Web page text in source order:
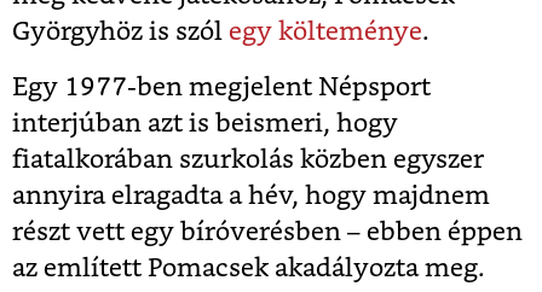
Györgyhöz is szól egy költeménye.
Egy 1977-ben megjelent Népsport
interjúban azt is beismeri, hogy
fiatalkorában szurkolás közben egyszer
annyira elragadta a hév, hogy majdnem
részt vett egy bíróverésben – ebben éppen
az említett Pomacsek akadályozta meg.